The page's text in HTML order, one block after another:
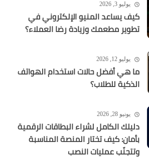
يوليو 3, 2026
كيف يساعد المنيو الإلكتروني في
تطوير مطعمك وزيادة رضا العملاء؟
يوليو 12, 2026
ما هي أفضل حالات استخدام الهواتف
الذكية للطلاب؟
يونيو 28, 2026
دليلك الكامل لشراء البطاقات الرقمية
بأمان: كيف تختار المنصة المناسبة
وتتجنّب عمليات النصب